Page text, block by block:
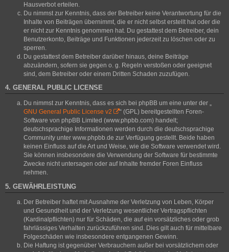
Hausverbot erteilen.
Du nimmst zur Kenntnis, dass der Betreiber keine Verantwortung für die
Inhalte von Beiträgen übernimmt, die er nicht selbst erstellt hat oder die
er nicht zur Kenntnis genommen hat. Du gestattest dem Betreiber, dein
Benutzerkonto, Beiträge und Funktionen jederzeit zu löschen oder zu
sperren.
Du gestattest dem Betreiber darüber hinaus, deine Beiträge
abzuändern, sofern sie gegen o. g. Regeln verstoßen oder geeignet
sind, dem Betreiber oder einem Dritten Schaden zuzufügen.
4. GENERAL PUBLIC LICENSE
Du nimmst zur Kenntnis, dass es sich bei phpBB um eine unter der „
GNU General Public License v2
“ (GPL) bereitgestellten Foren-
Software von phpBB Limited (www.phpbb.com) handelt;
deutschsprachige Informationen werden durch die deutschsprachige
Community unter www.phpbb.de zur Verfügung gestellt. Beide haben
keinen Einfluss auf die Art und Weise, wie die Software verwendet wird.
Sie können insbesondere die Verwendung der Software für bestimmte
Zwecke nicht untersagen oder auf Inhalte fremder Foren Einfluss
nehmen.
5. GEWÄHRLEISTUNG
Der Betreiber haftet mit Ausnahme der Verletzung von Leben, Körper
und Gesundheit und der Verletzung wesentlicher Vertragspflichten
(Kardinalpflichten) nur für Schäden, die auf ein vorsätzliches oder grob
fahrlässiges Verhalten zurückzuführen sind. Dies gilt auch für mittelbare
Folgeschäden wie insbesondere entgangenen Gewinn.
Die Haftung ist gegenüber Verbrauchern außer bei vorsätzlichem oder